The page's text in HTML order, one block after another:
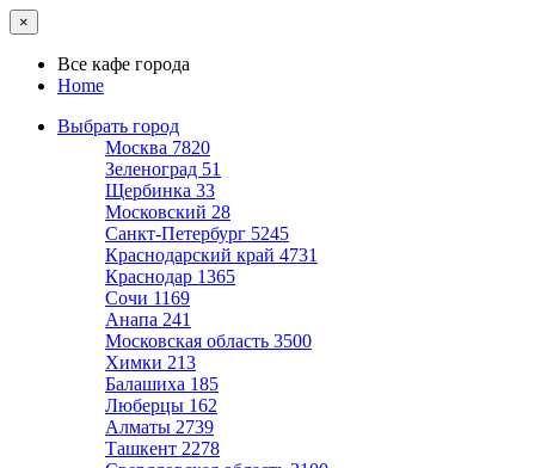
×
Все кафе города
Home
Выбрать город
Москва 7820
Зеленоград 51
Щербинка 33
Московский 28
Санкт-Петербург 5245
Краснодарский край 4731
Краснодар 1365
Сочи 1169
Анапа 241
Московская область 3500
Химки 213
Балашиха 185
Люберцы 162
Алматы 2739
Ташкент 2278